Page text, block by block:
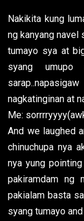
Nakikita kung
ng kanyang navel
tumayo sya at
syang
nagkatinginan at
Me:
And we laughed
chinuchupa nya
nya yung
pakiramdam ng
pakialam basta
syang tumayo